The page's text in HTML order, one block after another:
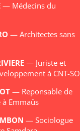
— Médecins du
— Architectes sans
— Juriste et
à CNT-SO
— Reponsable de
Emmaüs
— Sociologue